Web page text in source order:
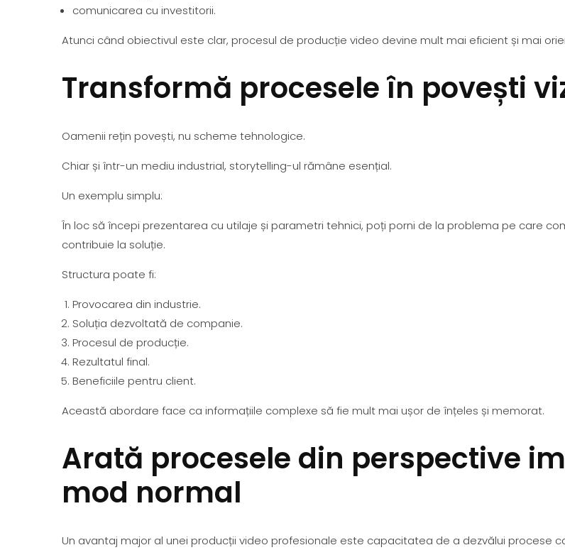
comunicarea cu investitorii.
Atunci când obiectivul este clar, procesul de producție video devine mult mai eficient și mai
Transformă procesele în povești
Oamenii rețin povești, nu scheme tehnologice.
Chiar și într-un mediu industrial, storytelling-ul rămâne esențial.
Un exemplu simplu:
În loc să începi prezentarea cu utilaje și parametri tehnici, poți porni de la problema pe care
contribuie la soluție.
Structura poate fi:
Provocarea din industrie.
Soluția dezvoltată de companie.
Procesul de producție.
Rezultatul final.
Beneficiile pentru client.
Această abordare face ca informațiile complexe să fie mult mai ușor de înțeles și memorat.
Arată procesele din perspective
mod normal
Un avantaj major al unei producții video profesionale este capacitatea de a dezvălui procese